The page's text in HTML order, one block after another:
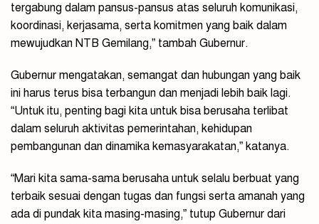
tergabung dalam pansus-pansus atas seluruh komunikasi,
koordinasi, kerjasama, serta komitmen yang baik dalam
mewujudkan NTB Gemilang,” tambah Gubernur.
Gubernur mengatakan, semangat dan hubungan yang baik
ini harus terus bisa terbangun dan menjadi lebih baik lagi.
“Untuk itu, penting bagi kita untuk bisa berusaha terlibat
dalam seluruh aktivitas pemerintahan, kehidupan
pembangunan dan dinamika kemasyarakatan,” katanya.
“Mari kita sama-sama berusaha untuk selalu berbuat yang
terbaik sesuai dengan tugas dan fungsi serta amanah yang
ada di pundak kita masing-masing,” tutup Gubernur dari